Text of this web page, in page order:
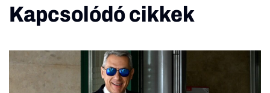
Kapcsolódó cikkek